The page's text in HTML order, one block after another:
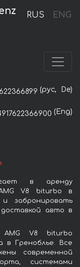
RUS ENG
(рус, De)
(Eng)
в аренду
V8 biturbo в
забронировать
авто в
AMG V8 biturbo
в Греноблье. Все
современной
системами